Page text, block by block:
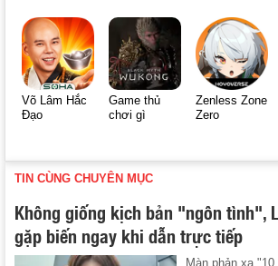
Võ Lâm Hắc
Đạo
Game thủ
chơi gì
Zenless Zone
Zero
TIN CÙNG CHUYÊN MỤC
Không giống kịch bản "ngôn tình",
gặp biến ngay khi dẫn trực tiếp
Màn phản xạ